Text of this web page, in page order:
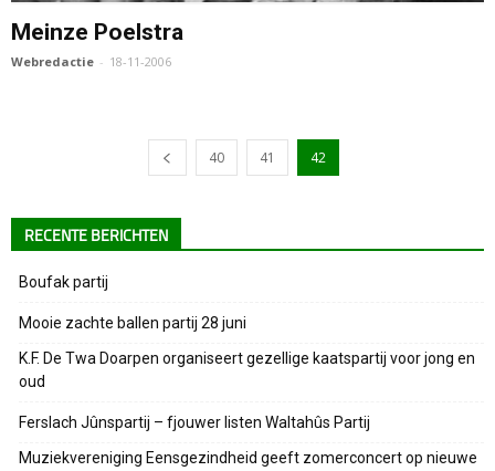
Meinze Poelstra
Webredactie - 18-11-2006
40 41 42
RECENTE BERICHTEN
Boufak partij
Mooie zachte ballen partij 28 juni
K.F. De Twa Doarpen organiseert gezellige kaatspartij voor jong en
oud
Ferslach Jûnspartij – fjouwer listen Waltahûs Partij
Muziekvereniging Eensgezindheid geeft zomerconcert op nieuwe